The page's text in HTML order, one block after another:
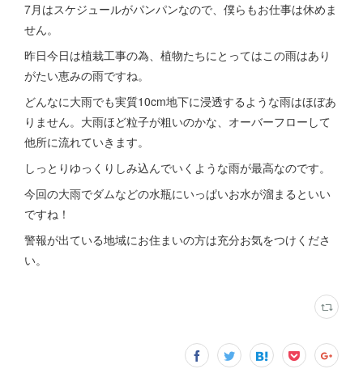
7月はスケジュールがパンパンなので、僕らもお仕事は休めま
せん。
昨日今日は植栽工事の為、植物たちにとってはこの雨はあり
がたい恵みの雨ですね。
どんなに大雨でも実質10cm地下に浸透するような雨はほぼあ
りません。大雨ほど粒子が粗いのかな、オーバーフローして
他所に流れていきます。
しっとりゆっくりしみ込んでいくような雨が最高なのです。
今回の大雨でダムなどの水瓶にいっぱいお水が溜まるといい
ですね！
警報が出ている地域にお住まいの方は充分お気をつけくださ
い。